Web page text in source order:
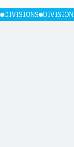
DIVISIONS